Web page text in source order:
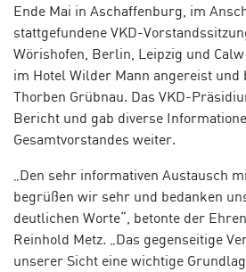
Ende Mai in Aschaffenburg, im
stattgefundene VKD-
Wörishofen, Berlin, Leipzig und
im Hotel Wilder Mann angereist und
Thorben Grübnau. Das VKD-
Bericht und gab diverse
Gesamtvorstandes weiter.
„Den sehr informativen Austausch
begrüßen wir sehr und bedanken
deutlichen Worte“, betonte der
Reinhold Metz. „Das gegenseitige
unserer Sicht eine wichtige